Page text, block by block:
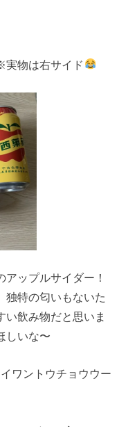
物は右サイド
ップルサイダー！
独特の匂いもないた
い飲み物だと思いま
しいな〜
ワントウチョウウー